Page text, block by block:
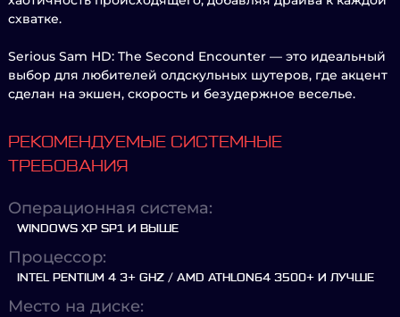
схватке.
Serious Sam HD: The Second Encounter — это идеальный
выбор для любителей олдскульных шутеров, где акцент
сделан на экшен, скорость и безудержное веселье.
РЕКОМЕНДУЕМЫЕ СИСТЕМНЫЕ
ТРЕБОВАНИЯ
Операционная система:
WINDOWS XP SP1 И ВЫШЕ
Процессор:
INTEL PENTIUM 4 3+ GHZ / AMD ATHLON64 3500+ И ЛУЧШЕ
Место на диске: